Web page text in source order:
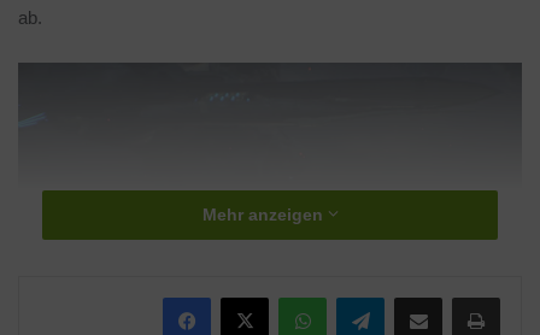
ab.
Mehr anzeigen
Telegram